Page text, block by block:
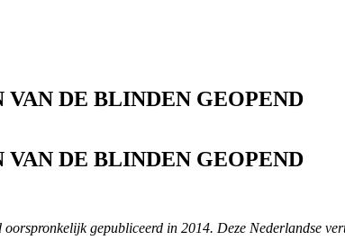
DE BLINDEN GEOPEND
DE BLINDEN GEOPEND
gepubliceerd in 2014. Deze Nederlandse